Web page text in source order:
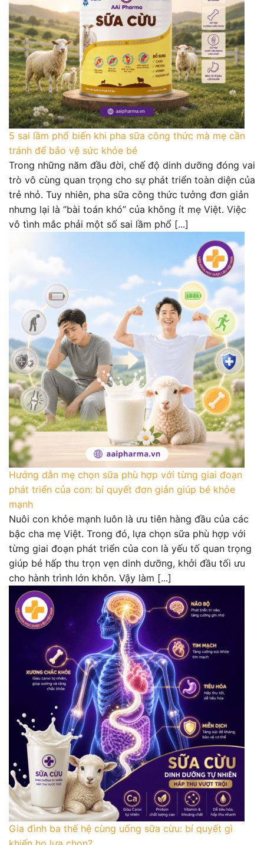
5 sai lầm phổ biến khi pha sữa công thức mà mẹ cần
tránh để bảo vệ sức khỏe bé
Trong những năm đầu đời, chế độ dinh dưỡng đóng vai
trò vô cùng quan trọng cho sự phát triển toàn diện của
trẻ nhỏ. Tuy nhiên, pha sữa công thức tưởng đơn giản
nhưng lại là “bài toán khó” của không ít mẹ Việt. Việc
vô tình mắc phải một số sai lầm phổ [...]
Hướng dẫn mẹ chọn sữa phù hợp với từng giai đoạn
phát triển của con: bí quyết đơn giản giúp bé khỏe
mạnh
Nuôi con khỏe mạnh luôn là ưu tiên hàng đầu của các
bậc cha mẹ Việt. Trong đó, lựa chọn sữa phù hợp với
từng giai đoạn phát triển của con là yếu tố quan trọng
giúp bé hấp thu trọn vẹn dinh dưỡng, khởi đầu tối ưu
cho hành trình lớn khôn. Vậy làm [...]
Gia đình ba thế hệ cùng uống sữa cừu: bí quyết gì